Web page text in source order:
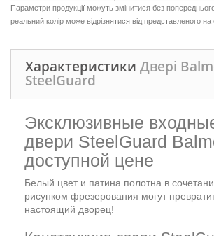
Параметри продукції можуть змінитися без
реальний колір може відрізнятися від представленого на
Характеристики Двері
SteelGuard
Эксклюзивные
двери SteelGuard
доступной цене
Белый цвет и патина полотна в
рисунком фрезерования могут
настоящий дворец!